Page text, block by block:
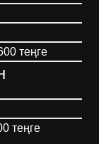
теңге
теңге